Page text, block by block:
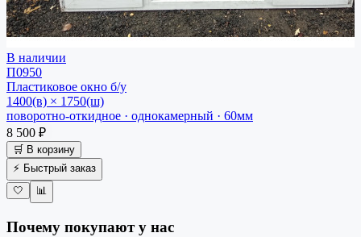
В наличии
П0950
Пластиковое окно б/у
1400(в) × 1750(ш)
поворотно-откидное · однокамерный · 60мм
8 500 ₽
🛒 В корзину
⚡ Быстрый заказ
🤍
📊
Почему покупают у нас